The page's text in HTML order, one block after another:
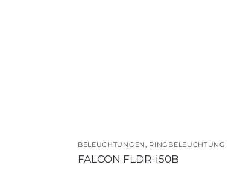
BELEUCHTUNGEN RINGBELEUCHTUNG
FALCON FLDR-i50B